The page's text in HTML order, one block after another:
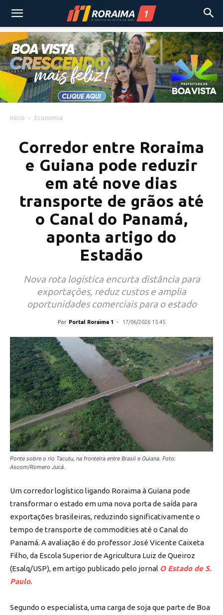
Início Economia
Corredor entre Roraima
e Guiana pode reduzir
em até nove dias
transporte de grãos até
o Canal do Panamá,
aponta artigo do
Estadão
Nova rota logística encurta distância para
exportações, reduz custos e amplia
oportunidades comerciais para o estado
Por Portal Roraima 1 - 17/06/2026 15:45
Ponte sobre o rio Tacutu, na fronteira entre Brasil e Guiana. Foto:
Ascom/Romero Jucá.
Um corredor logístico ligando Roraima à Guiana pode
transformar o estado em uma nova porta de saída para
exportações brasileiras, reduzindo significativamente o
tempo de transporte de commodities até o Canal do
Panamá. A avaliação é do professor José Vicente Caixeta
Filho, da Escola Superior de Agricultura Luiz de Queiroz
(Esalq/USP), em artigo publicado pelo jornal O Estado de S.
Paulo.
Segundo o especialista, uma carga de soja que parte de Boa